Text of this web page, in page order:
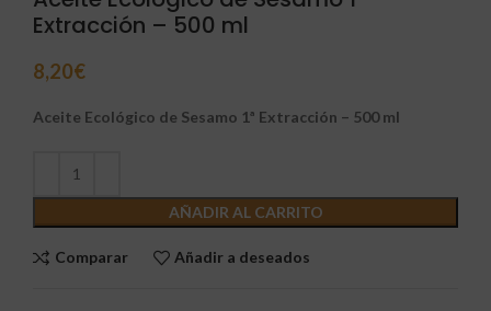
Extracción – 500 ml
8,20€
Aceite Ecológico de Sesamo 1ª Extracción – 500 ml
AÑADIR AL CARRITO
Comparar Añadir a deseados